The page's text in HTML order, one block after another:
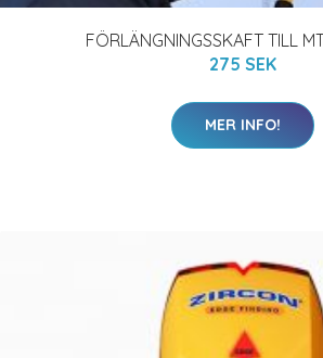
FÖRLÄNGNINGSSKAFT TILL
275 SEK
MER INFO!